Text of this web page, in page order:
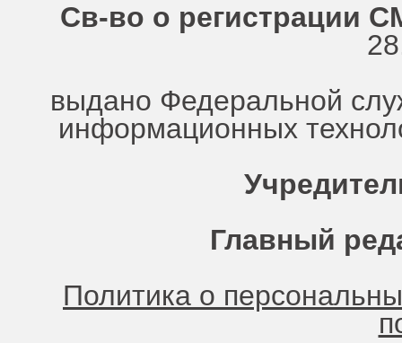
Св-во о регистрации
выдано Федеральной
информационных
Главный
Политика о